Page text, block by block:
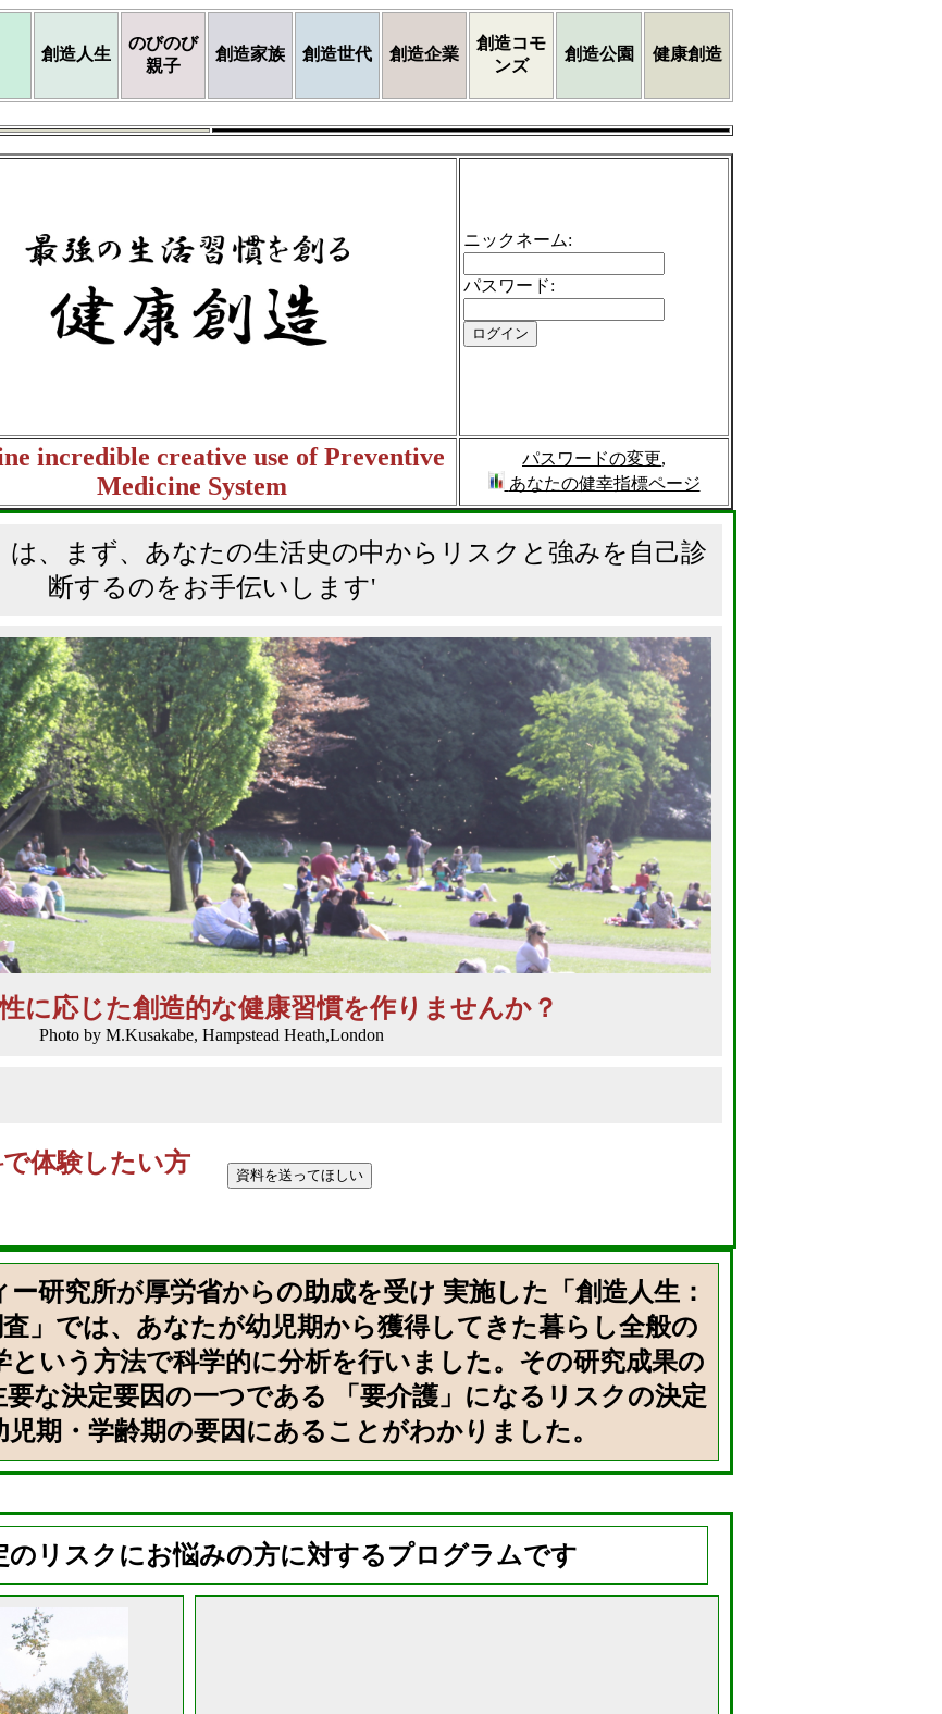
創造人生
のびのび
親子
創造家族 創造世代 創造企業
創造コモ
ンズ
創造公園 健康創造
ニックネーム:
パスワード:
incredible creative use of Preventive
Medicine System
パスワードの変更,
あなたの健幸指標ページ
は、まず、あなたの生活史の中からリスクと強みを自己診
断するのをお手伝いします'
に応じた創造的な健康習慣を作りませんか？
Photo by M.Kusakabe, Hampstead Heath,London
で体験したい方
研究所が厚労省からの助成を受け 実施した「創造人生：
」では、あなたが幼児期から獲得してきた暮らし全般の
という方法で科学的に分析を行いました。その研究成果の
な決定要因の一つである 「要介護」になるリスクの決定
児期・学齢期の要因にあることがわかりました。
リスクにお悩みの方に対するプログラムです